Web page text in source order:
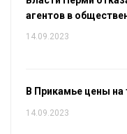
агентов в
14.09.2023
В Прикамье цены на
14.09.2023